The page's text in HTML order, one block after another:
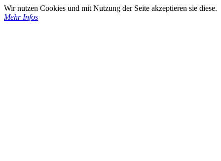
Wir nutzen Cookies und mit Nutzung der Seite akzeptieren sie diese.
Mehr Infos